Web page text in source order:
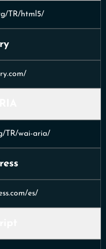
TR/html5/
TR/wai-aria/
es/